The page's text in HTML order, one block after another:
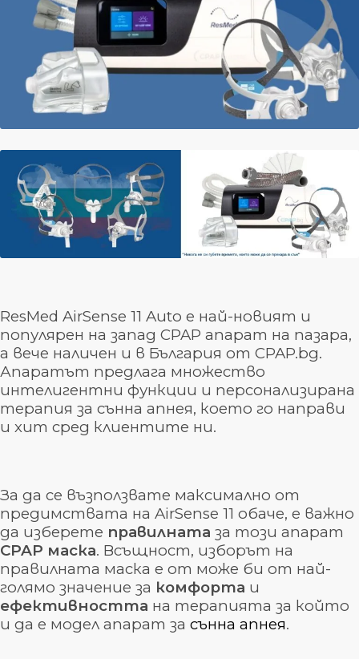
ResMed AirSense 11 Auto е най-новият и
популярен на запад CPAP апарат на пазара,
a вече наличен и в България от CPAP.bg.
Апаратът предлага множество
интелигентни функции и персонализирана
терапия за сънна апнея, което го направи
и хит сред клиентите ни.
За да се възползвате максимално от
предимствата на AirSense 11 обаче, е важно
да изберете правилната за този апарат
CPAP маска. Всъщност, изборът на
правилната маска е от може би от най-
голямо значение за комфорта и
ефективността на терапията за който
и да е модел апарат за сънна апнея.